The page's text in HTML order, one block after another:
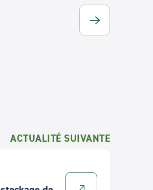
ACTUALITÉ SUIVANTE